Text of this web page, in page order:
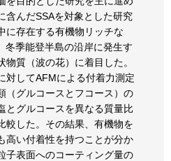
含んだSSAを対象とした研究
に存在する有機物リッチな
冬季能登半島の沿岸に発生す
質（波の花）に着目した。
対してAFMによる付着力測定
（グルコースとフコース）の
とグルコースを異なる質量比
較した。その結果、有機物を
高い付着性を持つことが分か
子表面へのコーティング量の